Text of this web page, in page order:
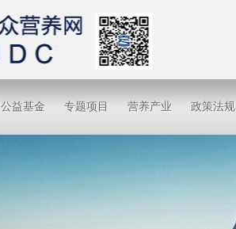
公益基金 专题项目 营养产业 政策法规